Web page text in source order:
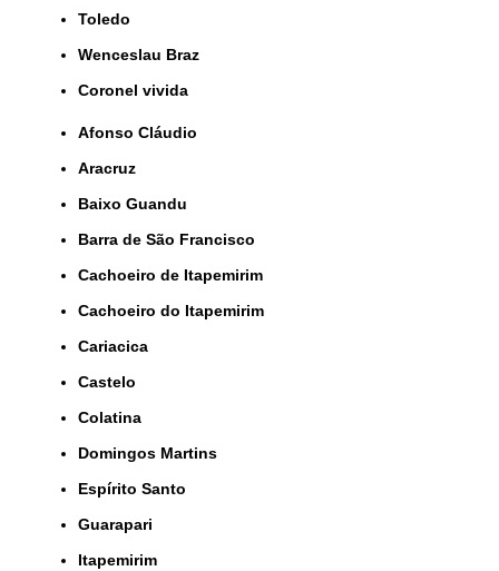
Toledo
Wenceslau Braz
coronel vivida
Afonso Cláudio
Aracruz
Baixo Guandu
Barra de São Francisco
Cachoeiro de Itapemirim
Cachoeiro do Itapemirim
Cariacica
Castelo
Colatina
Domingos Martins
Espírito Santo
Guarapari
Itapemirim